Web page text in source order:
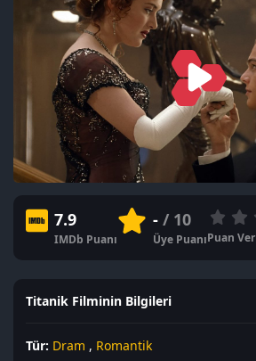
7.9
IMDb Puanı
-/ 10
Üye PuanıPuan Ver
Titanik Filminin Bilgileri
Tür: Dram , Romantik